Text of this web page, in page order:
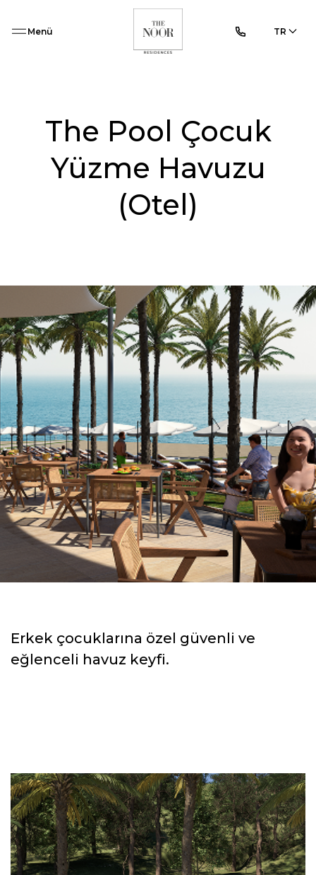
Menü TR
The Pool Çocuk
Yüzme Havuzu
(Otel)
Erkek çocuklarına özel güvenli ve
eğlenceli havuz keyfi.